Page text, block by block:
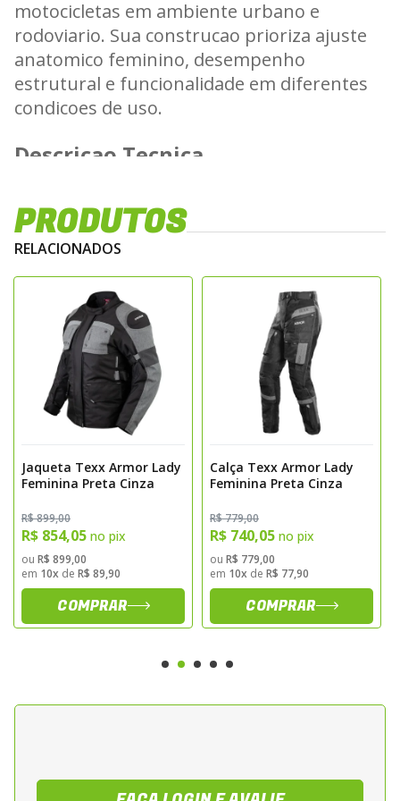
motocicletas em ambiente urbano e
rodoviario. Sua construcao prioriza ajuste
anatomico feminino, desempenho
estrutural e funcionalidade em diferentes
condicoes de uso.
Descricao Tecnica
mecanica, a jaqueta apresenta estrutura
reforcada nas areas de maior impacto,
proporcionando maior durabilidade e
protecao contra abrasao. O design
anatomico feminino garante melhor ajuste
ao corpo, favorecendo conforto, mobilidade
e estabilidade durante a pilotagem.
Conta com sistema de fechamento frontal
em ziper reforcado, alem de ajustes
estrategicos que permitem adaptacao ao
biotipo da usuaria. A coloracao preta
proporciona versatilidade estetica e facil
combinacao com demais equipamentos de
protecao.
Especificacoes Tecnicas
PRODUTOS
RELACIONADOS
Jaqueta Texx Armor Lady
Feminina Preta Cinza
R$ 899,00
R$ 854,05 no pix
ou R$ 899,00
em 10x de R$ 89,90
COMPRAR
Calça Texx Armor Lady
Feminina Preta Cinza
R$ 779,00
R$ 740,05 no pix
ou R$ 779,00
em 10x de R$ 77,90
COMPRAR